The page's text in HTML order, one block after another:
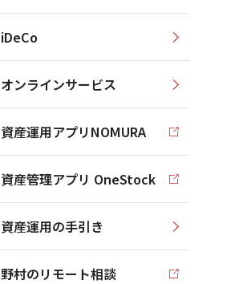
iDeCo
オンラインサービス
資産運用アプリNOMURA
資産管理アプリ OneStock
資産運用の手引き
野村のリモート相談